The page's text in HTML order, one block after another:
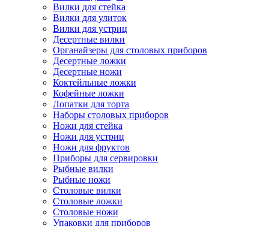
Вилки для стейка
Вилки для улиток
Вилки для устриц
Десертные вилки
Органайзеры для столовых приборов
Десертные ложки
Десертные ножи
Коктейльные ложки
Кофейные ложки
Лопатки для торта
Наборы столовых приборов
Ножи для стейка
Ножи для устриц
Ножи для фруктов
Приборы для сервировки
Рыбные вилки
Рыбные ножи
Столовые вилки
Столовые ложки
Столовые ножи
Упаковки для приборов